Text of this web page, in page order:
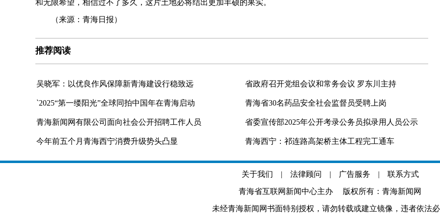
和无限希望，相信过不了多久，这片土地必将结出更加丰硕的果实。
（来源：青海日报）
推荐阅读
吴晓军：以优良作风保障新青海建设行稳致远 省政府召开党组会议和常务会议 罗东川主持
`2025“第一缕阳光”全球同拍中国年在青海启动 青海省30名药品安全社会监督员受聘上岗
青海新闻网有限公司面向社会公开招聘工作人员 省委宣传部2025年公开考录公务员拟录用人员公示
今年前五个月青海西宁消费升级势头凸显 青海西宁：祁连路高架桥主体工程完工通车
关于我们 | 法律顾问 | 广告服务 | 联系方式
青海省互联网新闻中心主办 版权所有：青海新闻网
未经青海新闻网书面特别授权，请勿转载或建立镜像，违者依法